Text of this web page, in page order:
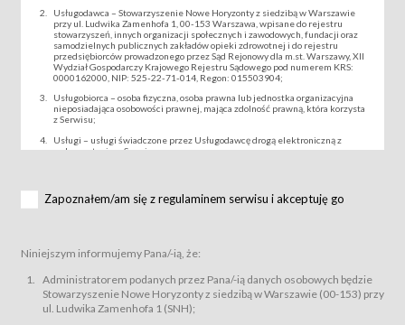
Usługodawca – Stowarzyszenie Nowe Horyzonty z siedzibą w Warszawie
przy ul. Ludwika Zamenhofa 1, 00-153 Warszawa, wpisane do rejestru
stowarzyszeń, innych organizacji społecznych i zawodowych, fundacji oraz
samodzielnych publicznych zakładów opieki zdrowotnej i do rejestru
przedsiębiorców prowadzonego przez Sąd Rejonowy dla m.st. Warszawy, XII
Wydział Gospodarczy Krajowego Rejestru Sądowego pod numerem KRS:
0000162000, NIP: 525-22-71-014, Regon: 015503904;
Usługobiorca – osoba fizyczna, osoba prawna lub jednostka organizacyjna
nieposiadająca osobowości prawnej, mająca zdolność prawną, która korzysta
z Serwisu;
Usługi – usługi świadczone przez Usługodawcę drogą elektroniczną z
wykorzystaniem Serwisu;
za pośrednictwem Serwisu;
podmiotom z branży mediów i filmowej (Akredytacje);
Bilety – wybrane dokumenty potwierdzające zawarcie umowy z
Usługodawcą i uprawniające do wzięcia udziału w Wydarzeniu,
przewidziane przez Usługodawcę dla danego Wydarzenia, tj. uprawniające
do uczestnictwa w wielu albo w pojedynczych seansach filmowych,
Zapoznałem/am się z regulaminem serwisu i akceptuję go
Niniejszym informujemy Pana/-ią, że:
Administratorem podanych przez Pana/-ią danych osobowych będzie
Stowarzyszenie Nowe Horyzonty z siedzibą w Warszawie (00-153) przy
ul. Ludwika Zamenhofa 1 (SNH);